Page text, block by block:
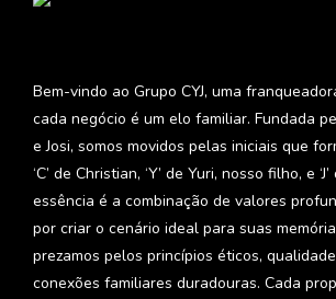
Bem-vindo ao Grupo CYJ, uma
cada negócio é um elo familiar. Fundada
e Josi, somos movidos pelas iniciais que
‘C’ de Christian, ‘Y’ de Yuri, nosso filho, e
essência é a combinação de valores
por criar o cenário ideal para suas
prezamos pelos princípios éticos,
conexões familiares duradouras. Cada